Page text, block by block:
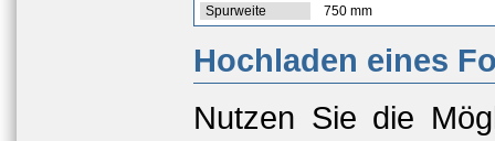
Spurweite
750 mm
Hochladen eines
Nutzen Sie die